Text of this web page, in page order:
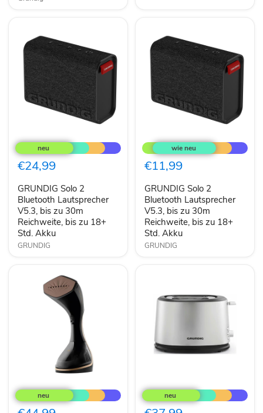
Solo
2
Bluetooth
Lautsprecher
bis
zu
30m
Reichweite,
bis
zu
18+
€24,99
GRUNDIG Solo 2
Bluetooth Lautsprecher
V5.3, bis zu 30m
Reichweite, bis zu 18+
Std. Akku
GRUNDIG
Solo
2
Bluetooth
Lautsprecher
bis
zu
30m
Reichweite,
bis
zu
18+
€11,99
GRUNDIG Solo 2
Bluetooth Lautsprecher
V5.3, bis zu 30m
Reichweite, bis zu 18+
Std. Akku
GRUNDIG
ST7950
Dampfbügelbürste
Fashion
TA
5620
2-